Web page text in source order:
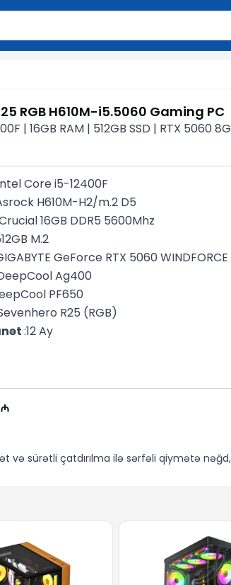
üçün Enter düyməsini basın və ya
RGB H610M-i5.5060 Gaming PC
| 16GB RAM | 512GB SSD | RTX 5060
Core i5-12400F
H610M-H2/m.2 D5
16GB DDR5 5600Mhz
M.2
GeForce RTX 5060 WINDFORCE
Ag400
PF650
R25 (RGB)
:12 Ay
və sürətli çatdırılma ilə sərfəli qiymətə